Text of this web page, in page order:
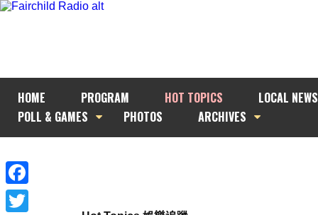
HOME PROGRAM HOT TOPICS
LOCAL NEWS
POLL & GAMES
PHOTOS ARCHIVES
Facebook